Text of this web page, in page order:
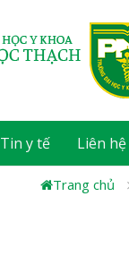
Tin y tế Liên hệ
Trang chủ